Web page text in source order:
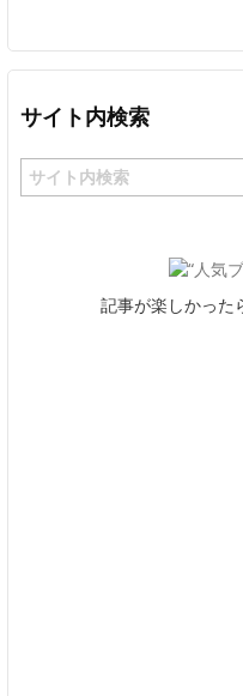
サイト内検索
記事が楽しかった